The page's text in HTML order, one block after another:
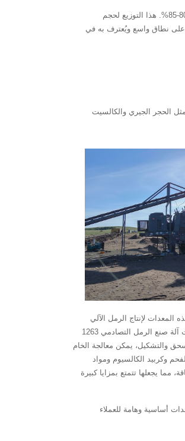
وأخيرًا، تتميز آلة صنع الرمل بالصدمات 1263 بجودة المنتجات النهائية. يبلغ حجم حبيبات رمل الآلية الذي تنتجه ≤5 مم، وتصل نسبة الرمل الناعم الذي يقل عن 0.5 مم إلى 80-85%. هذا التوزيع لحجم
على نطاق واسع ويُعترف به في
الحجر الجيري والكالسيت
تُستخدم هذه المعدات لإنتاج الرمل الآلي
وتشكيل الركام. مع تزايد القيود الوطنية وحماية موارد الرمل الطبيعية، يتزايد الطلب على الرمل الآلي في السوق. بفضل كفاءتها العالية وقدرتها الإنتاجية المستقرة، أصبحت آلة صنع الرمل التصادمي 1263
والتشكيل، يمكن معالجة الخام
وكربيد الكالسيوم ومواد
تتميز آلة صنع الرمل بالصدمات 1263 بكفاءتها العالية وتوفيرها للطاقة، مما يجعلها تتمتع بمزايا كبيرة
عالية في السوق. إنها معدات أساسية وهامة للعملاء